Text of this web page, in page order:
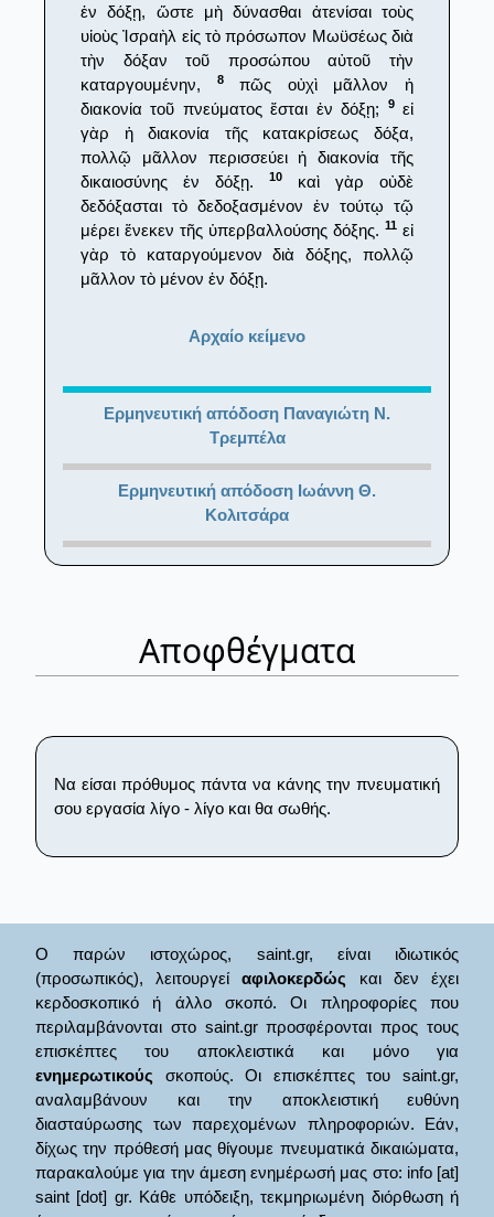
ἐν δόξῃ, ὥστε μὴ δύνασθαι ἀτενίσαι τοὺς
υἱοὺς Ἰσραὴλ εἰς τὸ πρόσωπον Μωϋσέως διὰ
τὴν δόξαν τοῦ προσώπου αὐτοῦ τὴν
καταργουμένην,
8πῶς οὐχὶ μᾶλλον ἡ
διακονία τοῦ πνεύματος ἔσται ἐν δόξῃ;
9εἰ
γὰρ ἡ διακονία τῆς κατακρίσεως δόξα,
πολλῷ μᾶλλον περισσεύει ἡ διακονία τῆς
δικαιοσύνης ἐν δόξῃ.
10
καὶ γὰρ οὐδὲ
δεδόξασται τὸ δεδοξασμένον ἐν τούτῳ τῷ
μέρει ἕνεκεν τῆς ὑπερβαλλούσης δόξης. 11 εἰ
γὰρ τὸ καταργούμενον διὰ δόξης, πολλῷ
μᾶλλον τὸ μένον ἐν δόξῃ.
Αρχαίο κείμενο
Ερμηνευτική απόδοση Παναγιώτη Ν.
Τρεμπέλα
Ερμηνευτική απόδοση Ιωάννη Θ.
Κολιτσάρα
Αποφθέγματα
Να είσαι πρόθυμος πάντα να κάνης την πνευματική
σου εργασία λίγο - λίγο και θα σωθής.
Ο παρών ιστοχώρος, saint.gr, είναι ιδιωτικός
(προσωπικός), λειτουργείαφιλοκερδώς και δεν έχει
κερδοσκοπικό ή άλλο σκοπό. Οι πληροφορίες που
περιλαμβάνονται στο saint.gr προσφέρονται προς τους
επισκέπτες του αποκλειστικά και μόνο για
ενημερωτικούς σκοπούς. Οι επισκέπτες του saint.gr,
αναλαμβάνουν και την αποκλειστική ευθύνη
διασταύρωσης των παρεχομένων πληροφοριών. Εάν,
δίχως την πρόθεσή μας θίγουμε πνευματικά δικαιώματα,
παρακαλούμε για την άμεση ενημέρωσή μας στο: info [at]
saint [dot] gr. Κάθε υπόδειξη, τεκμηριωμένη διόρθωση ή